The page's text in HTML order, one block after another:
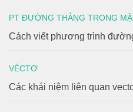
PT ĐƯỜNG THẲNG TRONG
Cách viết phương trình
VÉCTƠ
Các khái niệm liên quan